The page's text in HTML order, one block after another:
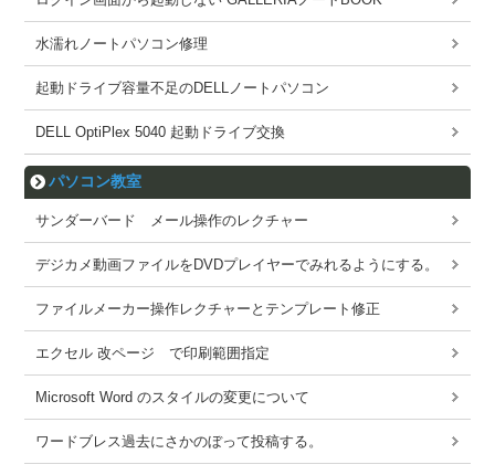
水濡れノートパソコン修理
起動ドライブ容量不足のDELLノートパソコン
DELL OptiPlex 5040 起動ドライブ交換
パソコン教室
サンダーバード メール操作のレクチャー
デジカメ動画ファイルをDVDプレイヤーでみれるようにする。
ファイルメーカー操作レクチャーとテンプレート修正
エクセル 改ページ で印刷範囲指定
Microsoft Word のスタイルの変更について
ワードブレス過去にさかのぼって投稿する。